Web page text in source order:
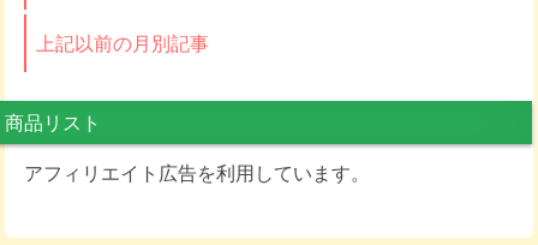
上記以前の月別記事
商品リスト
アフィリエイト広告を利用しています。